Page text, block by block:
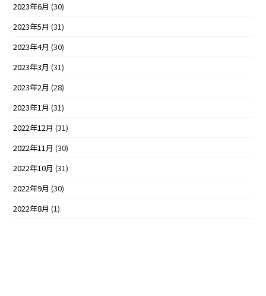
2023年6月 (30)
2023年5月 (31)
2023年4月 (30)
2023年3月 (31)
2023年2月 (28)
2023年1月 (31)
2022年12月 (31)
2022年11月 (30)
2022年10月 (31)
2022年9月 (30)
2022年8月 (1)